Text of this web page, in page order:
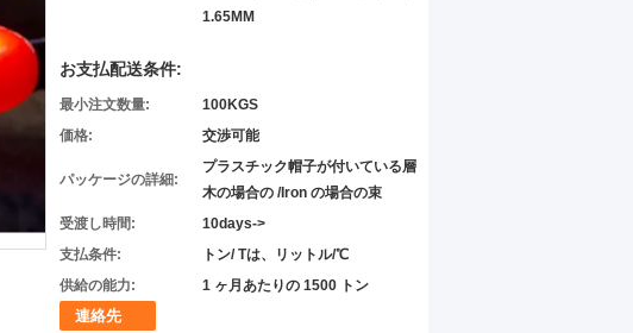
1.65MM
お支払配送条件:
最小注文数量:
100KGS
価格:
交渉可能
パッケージの詳細:
プラスチック帽子が付いている層
木の場合の /Iron の場合の束
受渡し時間:
10days->
支払条件:
トン/ Tは、リットル/℃
供給の能力:
1 ヶ月あたりの 1500 トン
連絡先